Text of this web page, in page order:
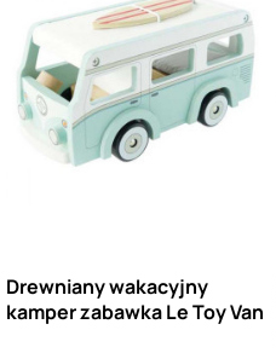
Drewniany wakacyjny
kamper zabawka Le Toy Van